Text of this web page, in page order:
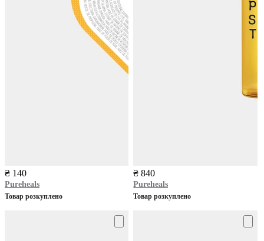
₴ 140
Pureheals
Товар розкуплено
₴ 840
Pureheals
Товар розкуплено